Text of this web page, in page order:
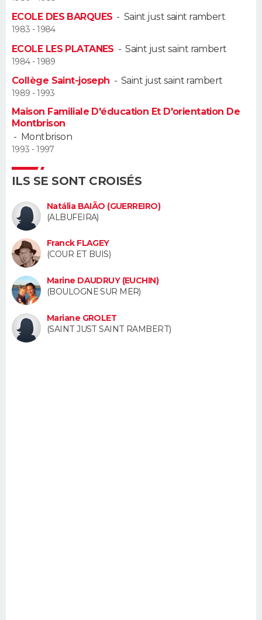
Alimentation
Guide de la santé
Maladies
Médicaments
Sommeil
VOYAGE
Destinations
City break
Voyage nature
Voyage de noces
Forum
Climat
+
PHOTO
GUIDES D'ACHAT
BONS PLANS
CARTE DE VOEUX
Dictionnaire
Biographies
Citations
Expressions
Proverbes
COPAINS D'AVANT
S'inscrire
Se connecter
Lycées
Collèges
Primaires
Universités
Entreprises
Service militaire
Avis de recherche
AVIS DE DÉCÈS
Bricolage
Lifestyle
Culture
Sport
Auto
Television
Voyage
Cinema
ECOLE DES BARQUES - Saint just saint rambert
1983 - 1984
ECOLE LES PLATANES -Saint just saint rambert
1984 - 1989
Collège Saint-joseph -Saint just saint rambert
1989 - 1993
Maison Familiale D'éducation Et D'orientation De
Montbrison
- Montbrison
1993 - 1997
ILS SE SONT CROISÉS
Natália BAIÃO (GUERREIRO)
(ALBUFEIRA)
Franck FLAGEY
(COUR ET BUIS)
Marine DAUDRUY (EUCHIN)
(BOULOGNE SUR MER)
Mariane GROLET
(SAINT JUST SAINT RAMBERT)